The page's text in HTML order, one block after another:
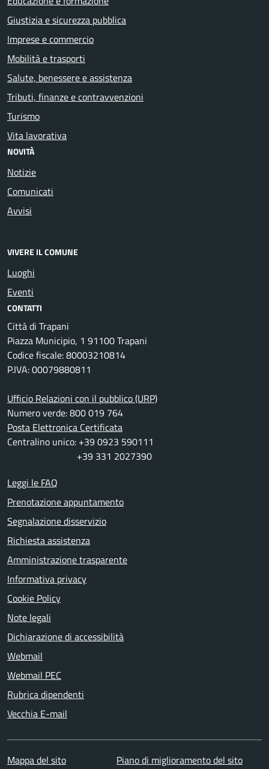
Giustizia e sicurezza pubblica
Imprese e commercio
Mobilità e trasporti
Salute, benessere e assistenza
Tributi, finanze e contravvenzioni
Turismo
Vita lavorativa
NOVITÀ
Notizie
Comunicati
Avvisi
VIVERE IL COMUNE
Luoghi
Eventi
CONTATTI
Città di Trapani
Piazza Municipio, 1 91100 Trapani
Codice fiscale: 80003210814
P.IVA: 00079880811
Ufficio Relazioni con il pubblico (URP)
Numero verde: 800 019 764
Posta Elettronica Certificata
Centralino unico: +39 0923 590111
+39 331 2027390
Leggi le FAQ
Prenotazione appuntamento
Segnalazione disservizio
Richiesta assistenza
Amministrazione trasparente
Informativa privacy
Cookie Policy
Note legali
Dichiarazione di accessibilità
Webmail
Webmail PEC
Rubrica dipendenti
Vecchia E-mail
Mappa del sito Piano di miglioramento del sito